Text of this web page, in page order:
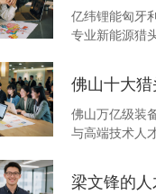
亿纬锂能匈牙
专业新能源猎
佛山十大
佛山万亿级装
与高端技术人
梁文锋的